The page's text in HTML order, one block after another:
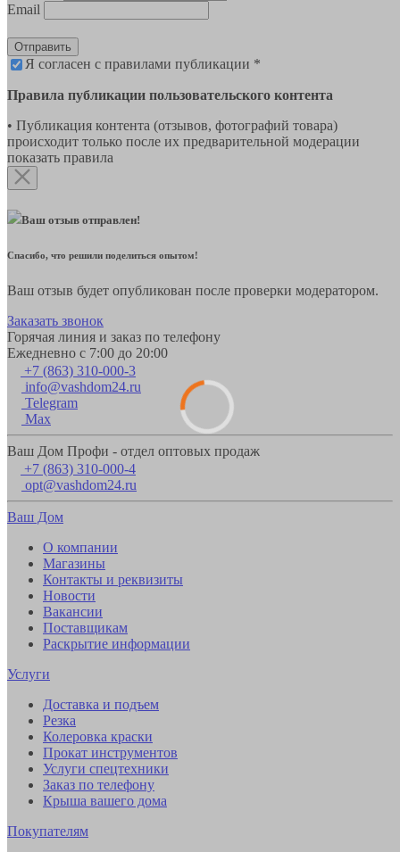
Email
Отправить
Я согласен с правилами публикации *
Правила публикации пользовательского контента
• Публикация контента (отзывов, фотографий товара)
происходит только после их предварительной модерации
показать правила
Ваш отзыв отправлен!
Спасибо, что решили поделиться опытом!
Ваш отзыв будет опубликован после проверки модератором.
Заказать звонок
Горячая линия и заказ по телефону
Ежедневно с 7:00 до 20:00
+7 (863) 310-000-3
info@vashdom24.ru
Telegram
Max
Ваш Дом Профи - отдел оптовых продаж
+7 (863) 310-000-4
opt@vashdom24.ru
Ваш Дом
О компании
Магазины
Контакты и реквизиты
Новости
Вакансии
Поставщикам
Раскрытие информации
Услуги
Доставка и подъем
Резка
Колеровка краски
Прокат инструментов
Услуги спецтехники
Заказ по телефону
Крыша вашего дома
Покупателям